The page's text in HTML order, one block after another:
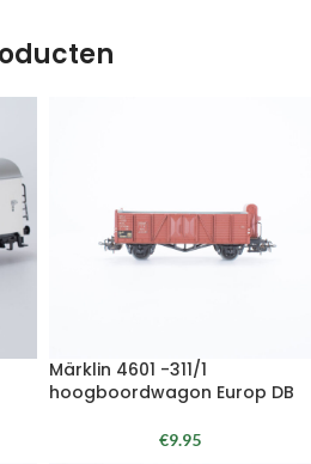
Märklin 4601 -311/1
hoogboordwagon Europ DB
€9.95